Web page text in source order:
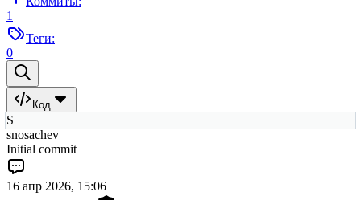
1
Теги:
0
Код
S
snosachev
Initial commit
16 апр 2026, 15:06